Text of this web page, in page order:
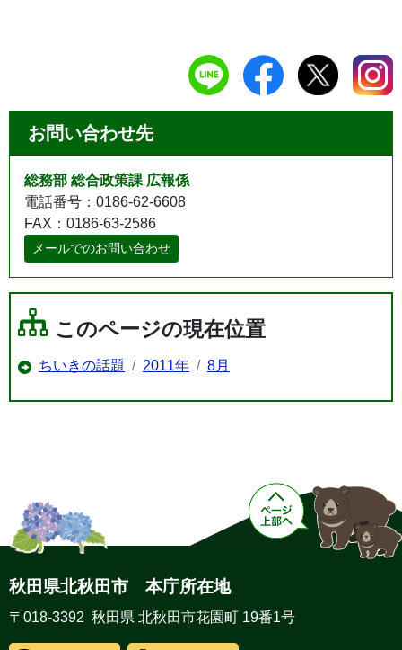
お問い合わせ先
総務部 総合政策課 広報係
電話番号：0186-62-6608
FAX：0186-63-2586
メールでのお問い合わせ
このページの現在位置
ちいきの話題 2011年 8月
秋田県北秋田市 本庁所在地
〒018-3392 秋田県 北秋田市花園町 19番1号